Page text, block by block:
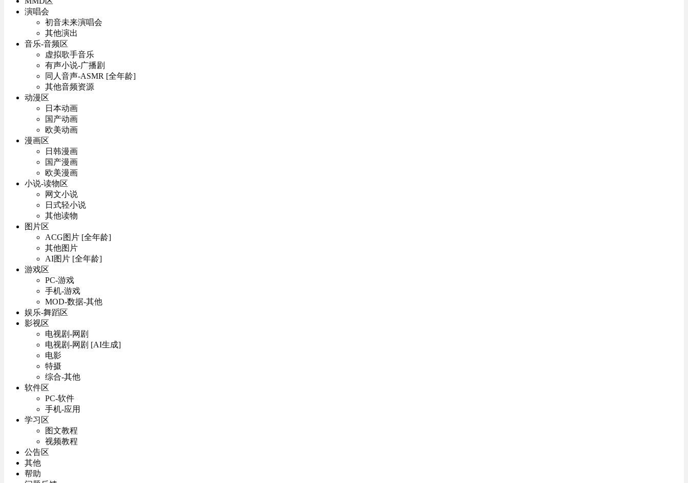
演唱会
初音未来演唱会
其他演出
音乐-音频区
虚拟歌手音乐
有声小说-广播剧
同人音声-ASMR [全年龄]
其他音频资源
动漫区
日本动画
国产动画
欧美动画
漫画区
日韩漫画
国产漫画
欧美漫画
小说-读物区
网文小说
日式轻小说
其他读物
图片区
ACG图片 [全年龄]
其他图片
AI图片 [全年龄]
游戏区
PC-游戏
手机-游戏
MOD-数据-其他
娱乐-舞蹈区
影视区
电视剧-网剧
电视剧-网剧 [AI生成]
电影
特摄
综合-其他
软件区
PC-软件
手机-应用
学习区
图文教程
视频教程
公告区
其他
帮助